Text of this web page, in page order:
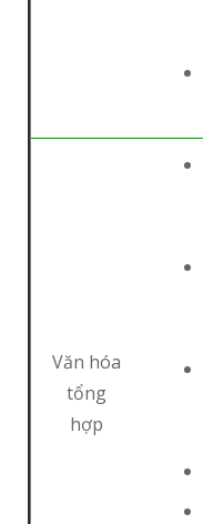
Văn hóa
tổng
hợp